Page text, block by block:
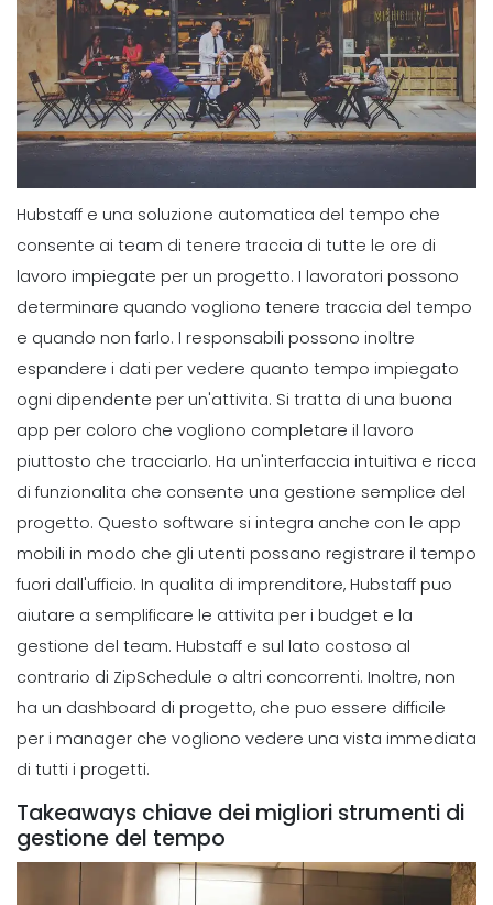
Hubstaff e una soluzione automatica del tempo che
consente ai team di tenere traccia di tutte le ore di
lavoro impiegate per un progetto. I lavoratori possono
determinare quando vogliono tenere traccia del tempo
e quando non farlo. I responsabili possono inoltre
espandere i dati per vedere quanto tempo impiegato
ogni dipendente per un'attivita. Si tratta di una buona
app per coloro che vogliono completare il lavoro
piuttosto che tracciarlo. Ha un'interfaccia intuitiva e ricca
di funzionalita che consente una gestione semplice del
progetto. Questo software si integra anche con le app
mobili in modo che gli utenti possano registrare il tempo
fuori dall'ufficio. In qualita di imprenditore, Hubstaff puo
aiutare a semplificare le attivita per i budget e la
gestione del team. Hubstaff e sul lato costoso al
contrario di ZipSchedule o altri concorrenti. Inoltre, non
ha un dashboard di progetto, che puo essere difficile
per i manager che vogliono vedere una vista immediata
di tutti i progetti.
Takeaways chiave dei migliori strumenti di
gestione del tempo